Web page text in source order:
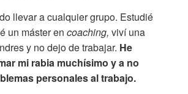
llevar a cualquier grupo. Estudié
un máster en coaching, viví una
y no dejo de trabajar. He
mi rabia muchísimo y a no
personales al trabajo.